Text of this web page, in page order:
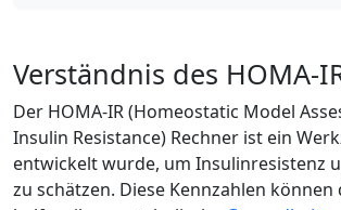
Verständnis des HOMA-
Der HOMA-IR (Homeostatic Model
Insulin Resistance) Rechner ist ein
entwickelt wurde, um Insulinresistenz
zu schätzen. Diese Kennzahlen